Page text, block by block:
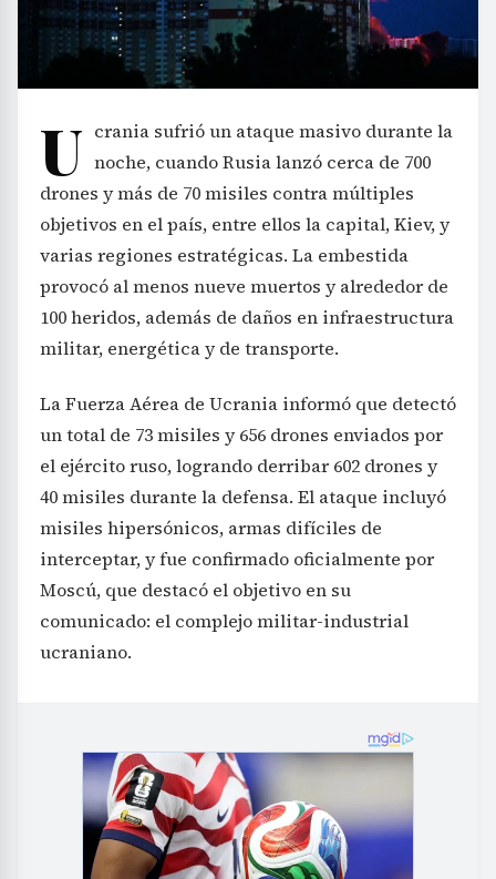
U crania sufrió un ataque masivo durante la
noche, cuando Rusia lanzó cerca de 700
drones y más de 70 misiles contra múltiples
objetivos en el país, entre ellos la capital, Kiev, y
varias regiones estratégicas. La embestida
provocó al menos nueve muertos y alrededor de
100 heridos, además de daños en infraestructura
militar, energética y de transporte.
La Fuerza Aérea de Ucrania informó que detectó
un total de 73 misiles y 656 drones enviados por
el ejército ruso, logrando derribar 602 drones y
40 misiles durante la defensa. El ataque incluyó
misiles hipersónicos, armas difíciles de
interceptar, y fue confirmado oficialmente por
Moscú, que destacó el objetivo en su
comunicado: el complejo militar-industrial
ucraniano.